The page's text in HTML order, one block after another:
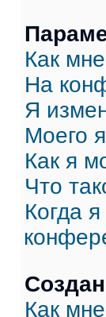
Как
На
Я
Моего
Как я
Что
Когда
Как